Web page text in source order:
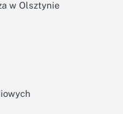
w Olsztynie